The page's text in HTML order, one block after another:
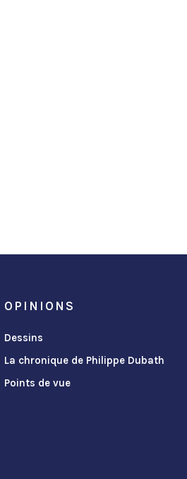
OPINIONS
Dessins
La chronique de Philippe Dubath
Points de vue